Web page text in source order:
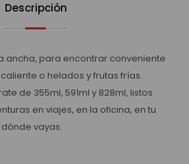
Descripción
ancha, para encontrar conveniente
o helados y frutas frías.
de 355ml, 591ml y 828ml, listos
en viajes, en la oficina, en tu
vayas.